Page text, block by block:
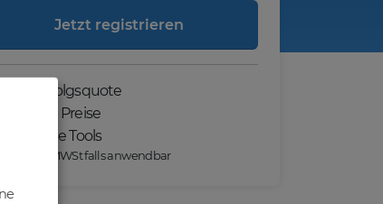
Jetzt registrieren
Hohe Erfolgsquote
Günstige Preise
Praktische Tools
exkl. MWSt falls anwendbar